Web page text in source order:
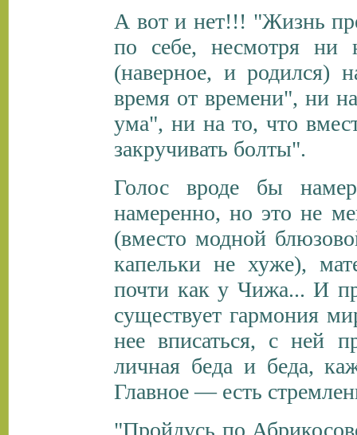
А вот и нет!!! "Жизнь
по себе, несмотря
(наверное, и родился)
время от времени", ни
ума", ни на то, что
закручивать болты".
Голос вроде бы
намеренно, но это не
(вместо модной
капельки не хуже),
почти как у Чижа... И
существует гармония
нее вписаться, с ней
личная беда и беда,
Главное — есть
"Пройдусь по